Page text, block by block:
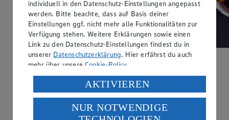
Buchweizengrütze
Zubereitungsdauer
15 min.
Ernährungsweise
individuell in den Datenschutz-Einstellungen angepasst
werden. Bitte beachte, dass auf Basis deiner
Einstellungen ggf. nicht mehr alle Funktionalitäten zur
Verfügung stehen. Weitere Erklärungen sowie einen
Link zu den Datenschutz-Einstellungen findest du in
unserer Datenschutzerklärung. Hier erfährst du auch
mehr über unsereCookie-Policy.
Verarbeitung deiner personenbezogenen Daten in den
USA durch Facebook und YouTube:
Wenn du auf „Aktivieren“ klickst, willigst du im Sinne
AKTIVIEREN
NUR NOTWENDIGE